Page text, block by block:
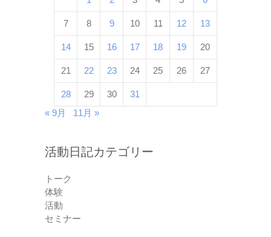
7 8 9 10 11 12 13
14 15 16 17 18 19 20
21 22 23 24 25 26 27
28 29 30
31
« 9月
11月 »
活動日記カテゴリー
トーク
体験
活動
セミナー